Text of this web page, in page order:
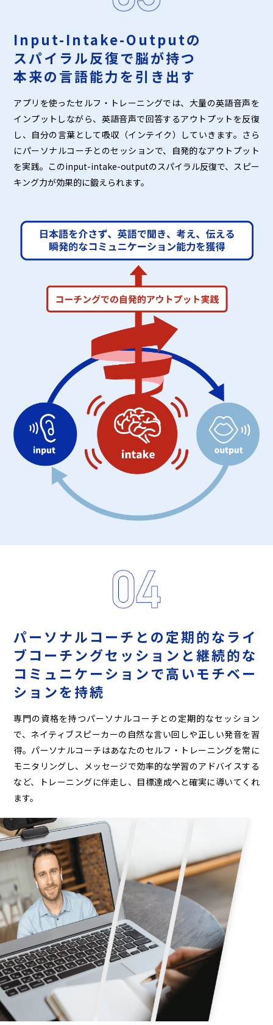
Input-Intake-Outputの
スパイラル反復で脳が持つ
本来の言語能力を引き出す
アプリを使ったセルフ・トレーニングでは、大量の英語音声を
インプットしながら、英語音声で回答するアウトプットを反復
し、自分の言葉として吸収（インテイク）していきます。さら
にパーソナルコーチとのセッションで、自発的なアウトプット
を実践。このinput-intake-outputのスパイラル反復で、スピー
キング力が効果的に鍛えられます。
パーソナルコーチとの定期的なライ
ブコーチングセッションと継続的な
コミュニケーションで高いモチベー
ションを持続
専門の資格を持つパーソナルコーチとの定期的なセッション
で、ネイティブスピーカーの自然な言い回しや正しい発音を習
得。パーソナルコーチはあなたのセルフ・トレーニングを常に
モニタリングし、メッセージで効率的な学習のアドバイスする
など、トレーニングに伴走し、目標達成へと確実に導いてくれ
ます。